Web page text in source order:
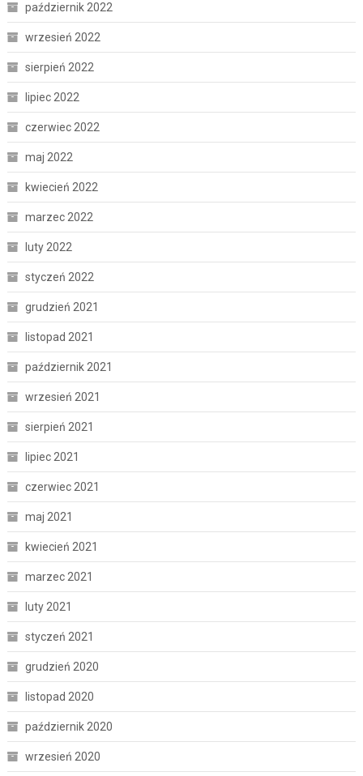
październik 2022
wrzesień 2022
sierpień 2022
lipiec 2022
czerwiec 2022
maj 2022
kwiecień 2022
marzec 2022
luty 2022
styczeń 2022
grudzień 2021
listopad 2021
październik 2021
wrzesień 2021
sierpień 2021
lipiec 2021
czerwiec 2021
maj 2021
kwiecień 2021
marzec 2021
luty 2021
styczeń 2021
grudzień 2020
listopad 2020
październik 2020
wrzesień 2020